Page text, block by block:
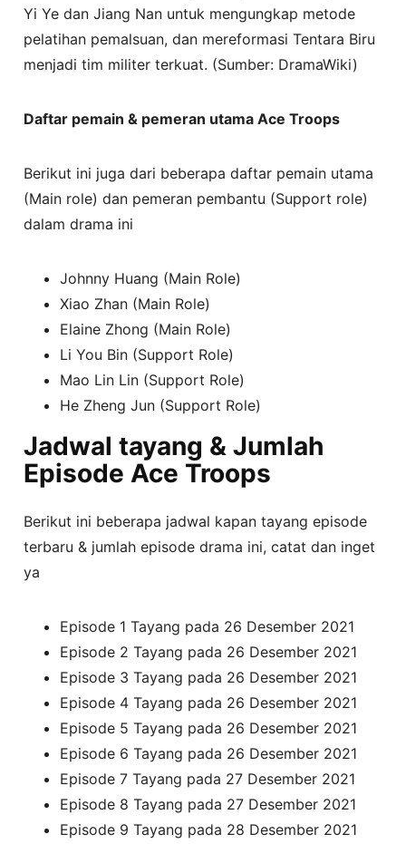
Yi Ye dan Jiang Nan untuk mengungkap metode
pelatihan pemalsuan, dan mereformasi Tentara Biru
menjadi tim militer terkuat. (Sumber: DramaWiki)
Daftar pemain & pemeran utama Ace Troops
Berikut ini juga dari beberapa daftar pemain utama
(Main role) dan pemeran pembantu (Support role)
dalam drama ini
Johnny Huang (Main Role)
Xiao Zhan (Main Role)
Elaine Zhong (Main Role)
Li You Bin (Support Role)
Mao Lin Lin (Support Role)
He Zheng Jun (Support Role)
Jadwal tayang & Jumlah
Episode Ace Troops
Berikut ini beberapa jadwal kapan tayang episode
terbaru & jumlah episode drama ini, catat dan inget
ya
Episode 1 Tayang pada 26 Desember 2021
Episode 2 Tayang pada 26 Desember 2021
Episode 3 Tayang pada 26 Desember 2021
Episode 4 Tayang pada 26 Desember 2021
Episode 5 Tayang pada 26 Desember 2021
Episode 6 Tayang pada 26 Desember 2021
Episode 7 Tayang pada 27 Desember 2021
Episode 8 Tayang pada 27 Desember 2021
Episode 9 Tayang pada 28 Desember 2021